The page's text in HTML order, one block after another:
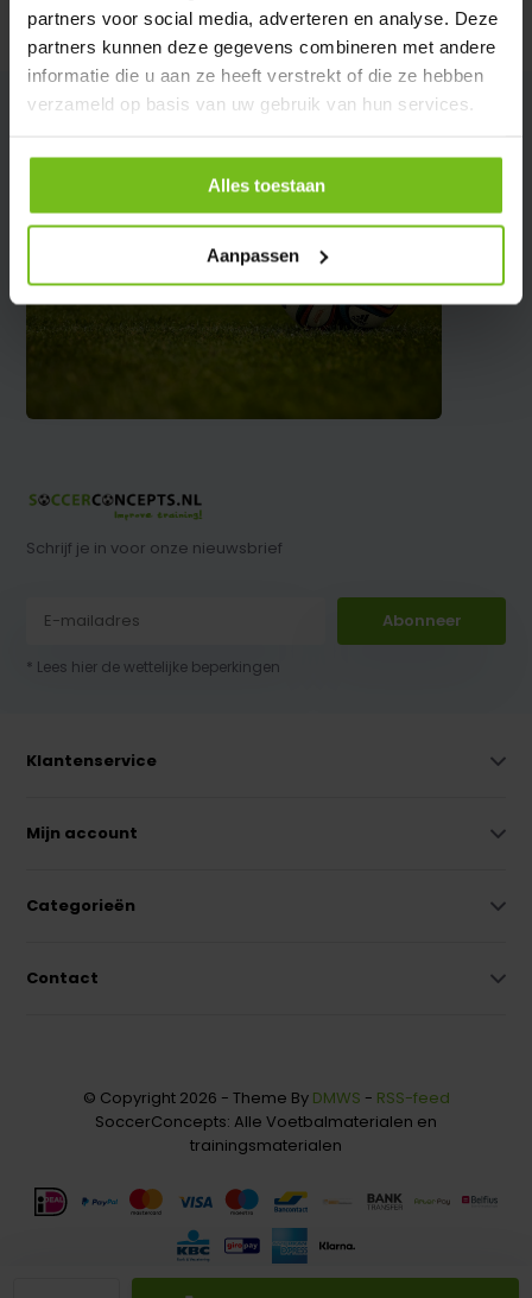
partners voor social media, adverteren en analyse. Deze
partners kunnen deze gegevens combineren met andere
informatie die u aan ze heeft verstrekt of die ze hebben
verzameld op basis van uw gebruik van hun services.
Alles toestaan
Aanpassen
Delen
Schrijf je in voor onze nieuwsbrief
Abonneer
* Lees hier de wettelijke beperkingen
Klantenservice
Mijn account
Categorieën
Contact
© Copyright 2026 - Theme By DMWS - RSS-feed
SoccerConcepts: Alle Voetbalmaterialen en
trainingsmaterialen